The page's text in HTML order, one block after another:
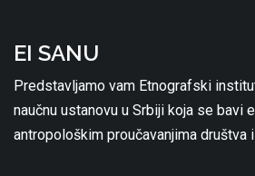
EI SANU
Predstavljamo vam Etnografski
naučnu ustanovu u Srbiji koja se bavi
antropološkim proučavanjima društva